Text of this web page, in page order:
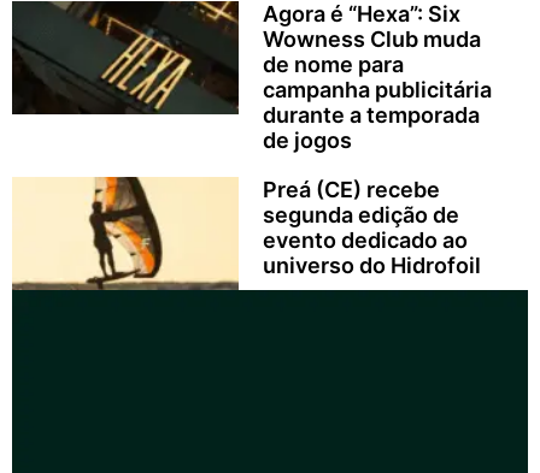
Agora é “Hexa”: Six
Wowness Club muda
de nome para
campanha publicitária
durante a temporada
de jogos
Preá (CE) recebe
segunda edição de
evento dedicado ao
universo do Hidrofoil